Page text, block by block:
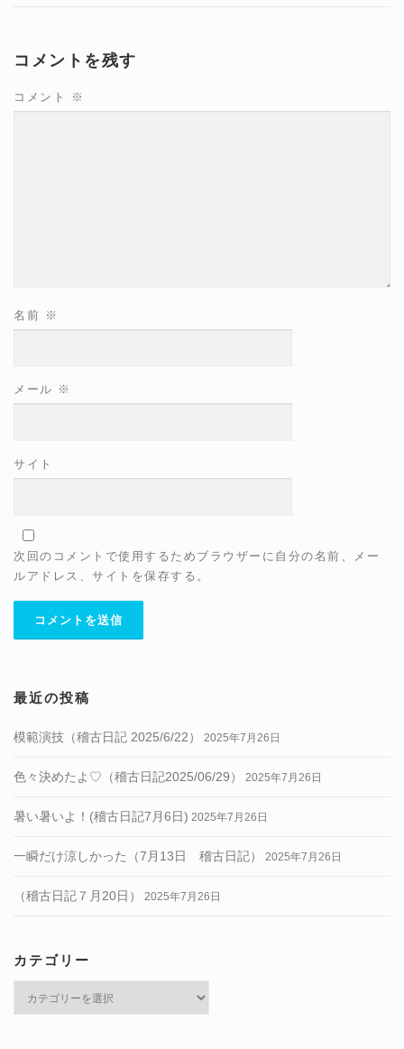
コメントを残す
コメント ※
名前 ※
メール ※
サイト
次回のコメントで使用するためブラウザーに自分の名前、メー
ルアドレス、サイトを保存する。
最近の投稿
模範演技（稽古日記 2025/6/22） 2025年7月26日
色々決めたよ♡（稽古日記2025/06/29） 2025年7月26日
暑い暑いよ！(稽古日記7月6日) 2025年7月26日
一瞬だけ涼しかった（7月13日 稽古日記） 2025年7月26日
（稽古日記７月20日） 2025年7月26日
カテゴリー